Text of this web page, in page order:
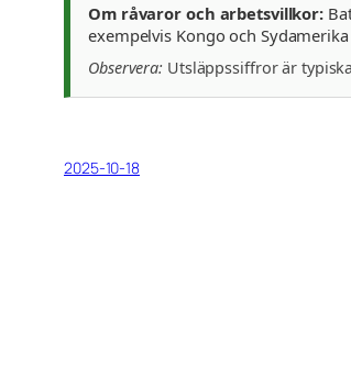
Om råvaror och arbetsvillkor:
exempelvis Kongo och
Observera: Utsläppssiffror är
2025-10-18